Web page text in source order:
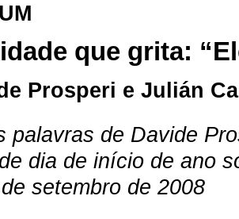
que grita:
Prosperi e Julián
palavras de Davide
dia de início de ano
setembro de 2008